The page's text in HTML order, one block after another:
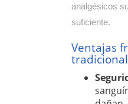
analgésicos
suficiente.
Ventajas
tradicional